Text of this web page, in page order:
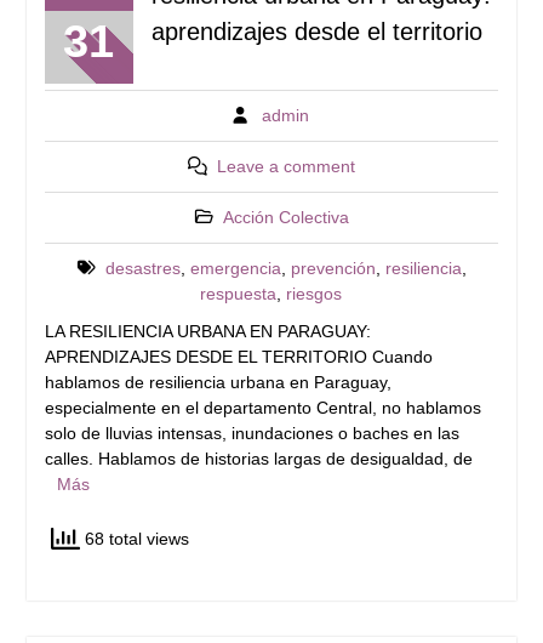
31
aprendizajes desde el territorio
admin
Leave a comment
Acción Colectiva
desastres, emergencia prevención resiliencia
respuesta
riesgos
LA RESILIENCIA URBANA EN PARAGUAY:
APRENDIZAJES DESDE EL TERRITORIO Cuando
hablamos de resiliencia urbana en Paraguay,
especialmente en el departamento Central, no hablamos
solo de lluvias intensas, inundaciones o baches en las
calles. Hablamos de historias largas de desigualdad, de
Más
68 total views